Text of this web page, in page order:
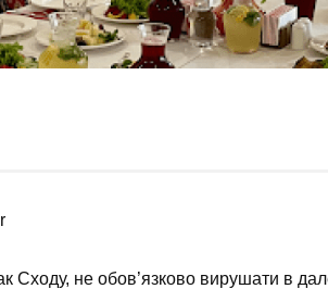
Сходу, не обов’язково вирушати в